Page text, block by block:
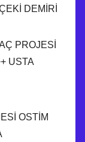
DEMİRİ
PROJESİ
USTA
OSTİM